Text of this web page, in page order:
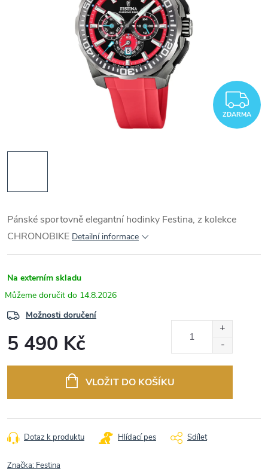
ZDARMA
Pánské sportovně elegantní hodinky Festina, z kolekce
CHRONOBIKE Detailní informace
Na externím skladu
14.8.2026
Možnosti doručení
5 490 Kč
VLOŽIT DO KOŠÍKU
Dotaz k produktu Hlídací pes Sdílet
Značka: Festina